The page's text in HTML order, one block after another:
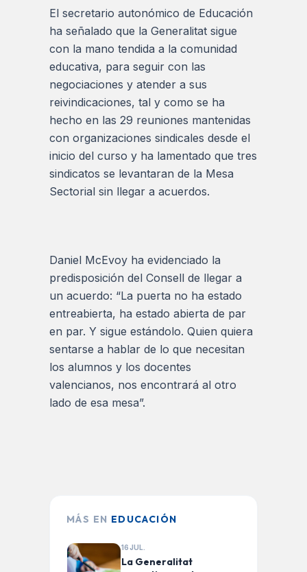
El secretario autonómico de Educación
ha señalado que la Generalitat sigue
con la mano tendida a la comunidad
educativa, para seguir con las
negociaciones y atender a sus
reivindicaciones, tal y como se ha
hecho en las 29 reuniones mantenidas
con organizaciones sindicales desde el
inicio del curso y ha lamentado que tres
sindicatos se levantaran de la Mesa
Sectorial sin llegar a acuerdos.
Daniel McEvoy ha evidenciado la
predisposición del Consell de llegar a
un acuerdo: “La puerta no ha estado
entreabierta, ha estado abierta de par
en par. Y sigue estándolo. Quien quiera
sentarse a hablar de lo que necesitan
los alumnos y los docentes
valencianos, nos encontrará al otro
lado de esa mesa”.
MÁS EN EDUCACIÓN
16 JUL.
La Generalitat